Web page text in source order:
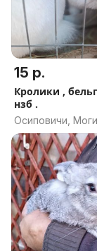
15 р.
Кролики ,
нзб .
Осиповичи,
область